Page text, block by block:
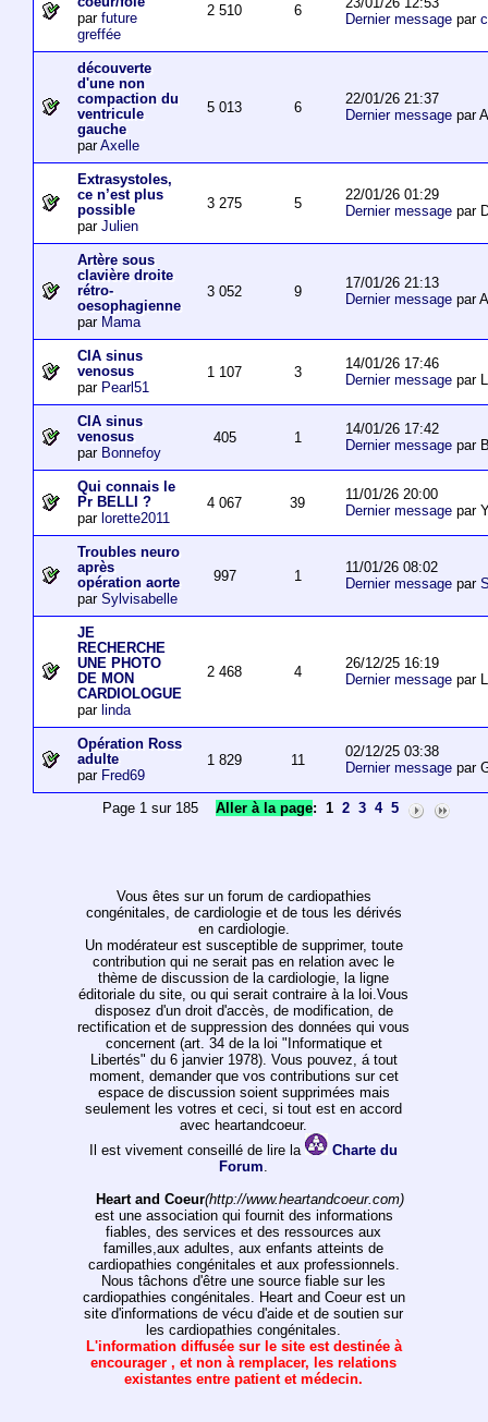
par future
greffée
2 510 6
Dernier messagepar
découverte
d'une non
compaction du
ventricule
gauche
parAxelle
5 013 6
22/01/26 21:37
Dernier messagepar
Extrasystoles,
ce n’est plus
possible
par Julien
3 275 5
22/01/26 01:29
Dernier messagepar
Artère sous
clavière droite
rétro-
oesophagienne
par Mama
3 052 9
17/01/26 21:13
Dernier messagepar
CIA sinus
venosus
par Pearl51
1 107 3
14/01/26 17:46
Dernier messagepar
CIA sinus
venosus
par Bonnefoy
405 1
14/01/26 17:42
Dernier messagepar
Qui connais le
Pr BELLI ?
par lorette2011
4 067 39
11/01/26 20:00
Dernier messagepar
Troubles neuro
après
opération aorte
par Sylvisabelle
997 1
11/01/26 08:02
Dernier messagepar
JE
RECHERCHE
UNE PHOTO
DE MON
CARDIOLOGUE
par linda
2 468 4
26/12/25 16:19
Dernier messagepar
Opération Ross
adulte
par Fred69
1 829 11
02/12/25 03:38
Dernier messagepar
Page 1 sur 185Aller à la page: 1 2 3 4 5
Vous êtes sur un forum de cardiopathies
congénitales, de cardiologie et de tous les dérivés
en cardiologie.
Un modérateur est susceptible de supprimer, toute
contribution qui ne serait pas en relation avec le
thème de discussion de la cardiologie, la ligne
éditoriale du site, ou qui serait contraire à la loi.Vous
disposez d'un droit d'accès, de modification, de
rectification et de suppression des données qui vous
concernent (art. 34 de la loi "Informatique et
Libertés" du 6 janvier 1978). Vous pouvez, á tout
moment, demander que vos contributions sur cet
espace de discussion soient supprimées mais
seulement les votres et ceci, si tout est en accord
avec heartandcoeur.
Il est vivement conseillé de lire la
Charte du
Forum.
Heart and Coeur(http://www.heartandcoeur.com)
est une association qui fournit des informations
fiables, des services et des ressources aux
familles,aux adultes, aux enfants atteints de
cardiopathies congénitales et aux professionnels.
Nous tâchons d'être une source fiable sur les
cardiopathies congénitales. Heart and Coeur est un
site d'informations de vécu d'aide et de soutien sur
les cardiopathies congénitales.
L'information diffusée sur le site est destinée à
encourager , et non à remplacer, les relations
existantes entre patient et médecin.